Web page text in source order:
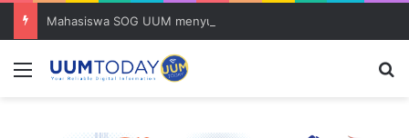
Menu